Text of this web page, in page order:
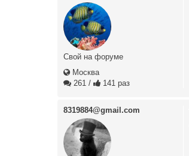
Свой на форуме
Москва
261 / 141 раз
8319884@gmail.com